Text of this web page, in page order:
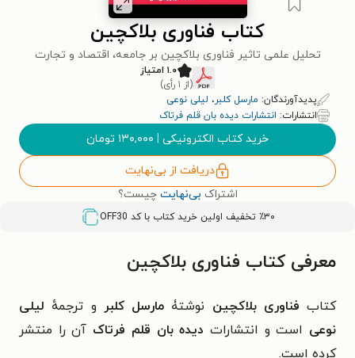
کتاب فناوری بلاکچین
تحلیل علمی تاثیر فناوری بلاکچین بر جامعه، اقتصاد و تجارت
۱.۰ امتیاز
(از ۱ رأی)
پدیدآورندگان: مارسل کلبر، لیلی نوعی
انتشارات: انتشارات دیده بان قلم فرتاک
خرید کتاب الکترونیکی | ۱۳۰,۰۰۰ تومان
دریافت از بی‌نهایت
اشتراک بی‌نهایت چیست؟
٪۳۰ تخفیف اولین خرید کتاب با کد OFF30
معرفی کتاب فناوری بلاکچین
کتاب فناوری بلاکچین نوشتۀ مارسل کلبر و ترجمهٔ لیلی
نوعی است و انتشارات دیده بان قلم فرتاک آن را منتشر
کرده است.